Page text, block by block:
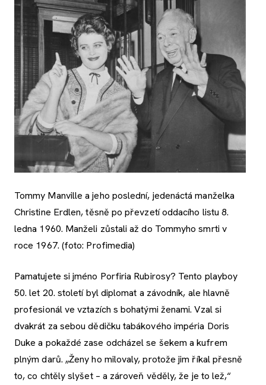
Tommy Manville a jeho poslední, jedenáctá manželka
Christine Erdlen, těsně po převzetí oddacího listu 8.
ledna 1960. Manželi zůstali až do Tommyho smrti v
roce 1967. (foto: Profimedia)
Pamatujete si jméno Porfiria Rubirosy? Tento playboy
50. let 20. století byl diplomat a závodník, ale hlavně
profesionál ve vztazích s bohatými ženami. Vzal si
dvakrát za sebou dědičku tabákového impéria Doris
Duke a pokaždé zase odcházel se šekem a kufrem
plným darů. „Ženy ho milovaly, protože jim říkal přesně
to, co chtěly slyšet – a zároveň věděly, že je to lež,“